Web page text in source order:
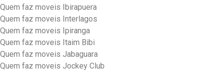
Quem faz moveis Ibirapuera
Quem faz moveis Interlagos
Quem faz moveis Ipiranga
Quem faz moveis Itaim Bibi
Quem faz moveis Jabaguara
Quem faz moveis Jockey Club